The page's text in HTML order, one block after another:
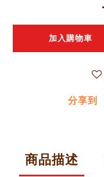
加入購物車
分享到
商品描述